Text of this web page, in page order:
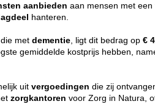
aanbieden aan mensen met een
hanteren.
die metdementie , ligt dit bedrag op€
gemiddelde kostprijs hebben,
uitvergoedingen die zij
zorgkantoren voor Zorg in Natura,